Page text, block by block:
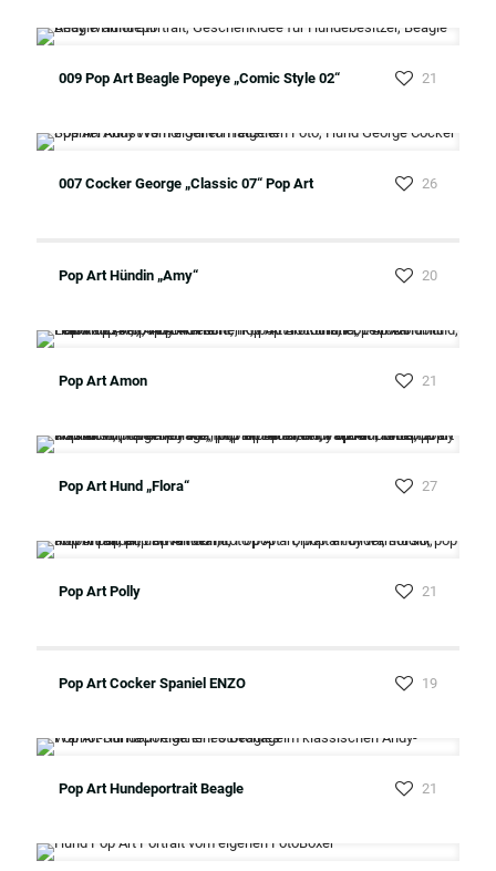
009 Pop Art Beagle Popeye „Comic Style 02“ 21
007 Cocker George „Classic 07“ Pop Art 26
Pop Art Hündin „Amy“ 20
Pop Art Amon 21
Pop Art Hund „Flora“ 27
Pop Art Polly 21
Pop Art Cocker Spaniel ENZO 19
Pop Art Hundeportrait Beagle 21